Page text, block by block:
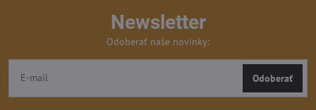
Newsletter
Odoberať naše novinky:
Odoberať